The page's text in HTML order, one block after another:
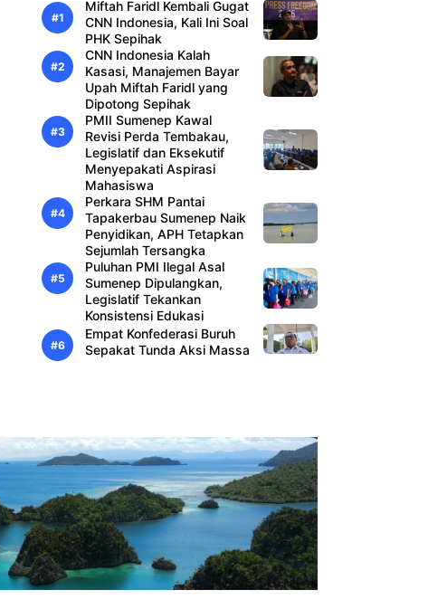
Miftah Faridl Kembali Gugat
CNN Indonesia, Kali Ini Soal
PHK Sepihak
CNN Indonesia Kalah
Kasasi, Manajemen Bayar
Upah Miftah Faridl yang
Dipotong Sepihak
PMII Sumenep Kawal
Revisi Perda Tembakau,
Legislatif dan Eksekutif
Menyepakati Aspirasi
Mahasiswa
Perkara SHM Pantai
Tapakerbau Sumenep Naik
Penyidikan, APH Tetapkan
Sejumlah Tersangka
Puluhan PMI Ilegal Asal
Sumenep Dipulangkan,
Legislatif Tekankan
Konsistensi Edukasi
Empat Konfederasi Buruh
Sepakat Tunda Aksi Massa